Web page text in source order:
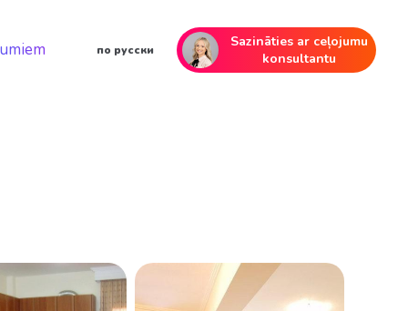
по русски
Sazināties ar ceļojumu
konsultantu